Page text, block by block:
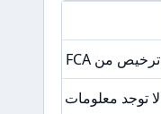
ترخيص من FCA وMFSA، لكن تصنيف FCA غير موثوق.
لا توجد معلومات كافية عن